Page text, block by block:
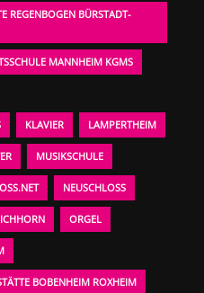
REGENBOGEN BÜRSTADT-
MANNHEIM KGMS
KLAVIER LAMPERTHEIM
MUSIKSCHULE
NEUSCHLOSS
ORGEL
BOBENHEIM ROXHEIM